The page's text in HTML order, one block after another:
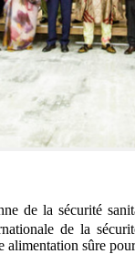
de la sécurité
de la
alimentation sûre